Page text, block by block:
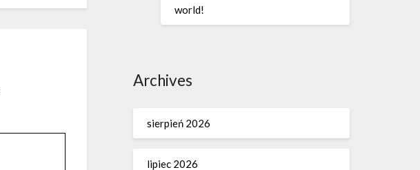
world!
Archives
sierpień 2026
lipiec 2026